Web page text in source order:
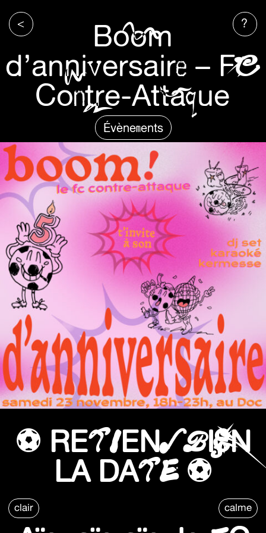
clair calme
< ?
Boom
d’anniversaire – FC
Contre-Attaque
Évènements
⚽️ RETIENS BIEN
LA DATE ⚽️